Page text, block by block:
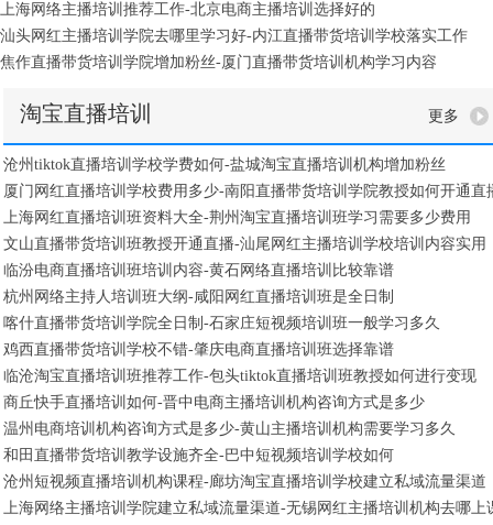
上海网络主播培训推荐工作-北京电商主播培训选择好的
汕头网红主播培训学院去哪里学习好-内江直播带货培训学校落实工作
焦作直播带货培训学院增加粉丝-厦门直播带货培训机构学习内容
淘宝直播培训 更多
沧州tiktok直播培训学校学费如何-盐城淘宝直播培训机构增加粉丝
厦门网红直播培训学校费用多少-南阳直播带货培训学院教授如何开通直
上海网红直播培训班资料大全-荆州淘宝直播培训班学习需要多少费用
文山直播带货培训班教授开通直播-汕尾网红主播培训学校培训内容实用
临汾电商直播培训班培训内容-黄石网络直播培训比较靠谱
杭州网络主持人培训班大纲-咸阳网红直播培训班是全日制
喀什直播带货培训学院全日制-石家庄短视频培训班一般学习多久
鸡西直播带货培训学校不错-肇庆电商直播培训班选择靠谱
临沧淘宝直播培训班推荐工作-包头tiktok直播培训班教授如何进行变现
商丘快手直播培训如何-晋中电商主播培训机构咨询方式是多少
温州电商培训机构咨询方式是多少-黄山主播培训机构需要学习多久
和田直播带货培训教学设施齐全-巴中短视频培训学校如何
沧州短视频直播培训机构课程-廊坊淘宝直播培训学校建立私域流量渠道
上海网络主播培训学院建立私域流量渠道-无锡网红主播培训机构去哪上